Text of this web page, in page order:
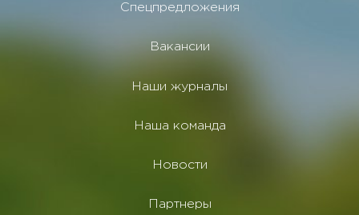
Спецпредложения
Вакансии
Наши журналы
Наша команда
Новости
Партнеры